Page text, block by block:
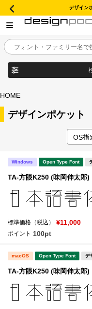
デザイン
目的別フォントガイド
特集
年間ライセンス商品
キャンペーン一覧
新着一覧
マイページ
フォント形式
宋朝体
教科書体
HOME
デザインポケット
Windows Open Type Font
TA-方眼K250 (味岡伸太郎)
標準価格（税込） ¥11,000
ポイント 100pt
macOS Open Type Font デ
TA-方眼K250 (味岡伸太郎)